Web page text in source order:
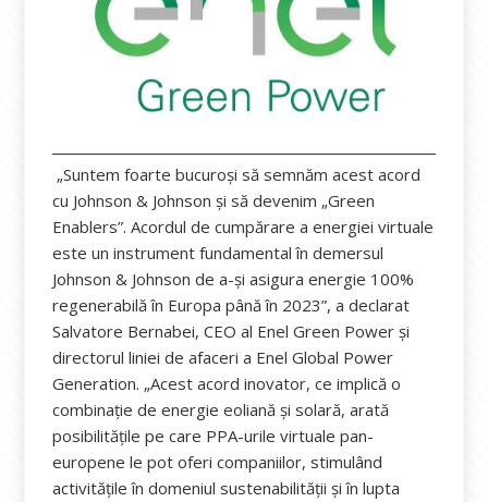
„Suntem foarte bucuroși să semnăm acest acord
cu Johnson & Johnson și să devenim „Green
Enablers”. Acordul de cumpărare a energiei virtuale
este un instrument fundamental în demersul
Johnson & Johnson de a-și asigura energie 100%
regenerabilă în Europa până în 2023”, a declarat
Salvatore Bernabei, CEO al Enel Green Power și
directorul liniei de afaceri a Enel Global Power
Generation. „Acest acord inovator, ce implică o
combinație de energie eoliană și solară, arată
posibilitățile pe care PPA-urile virtuale pan-
europene le pot oferi companiilor, stimulând
activitățile în domeniul sustenabilității și în lupta